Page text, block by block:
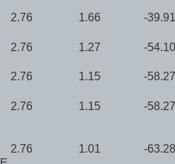
2.76 1.66
-
2.76 1.27
-
2.76 1.15
-
2.76 1.15 -
2.76 1.01 -